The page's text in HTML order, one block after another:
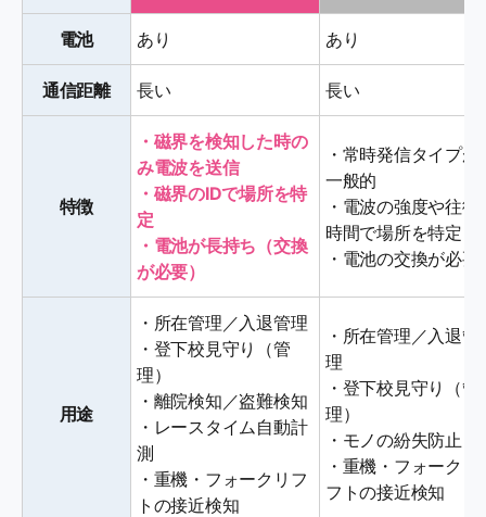
電池 あり あり
通信距離 長い 長い
特徴
・磁界を検知した時の
み電波を送信
・磁界のIDで場所を特
定
・電池が長持ち（交換
が必要）
・常時発信タイプが
一般的
・電波の強度や往復
時間で場所を特定
・電池の交換が必要
用途
・所在管理／入退管理
・登下校見守り（管
理）
・離院検知／盗難検知
・レースタイム自動計
測
・重機・フォークリフ
トの接近検知
・所在管理／入退管
理
・登下校見守り（管
理）
・モノの紛失防止
・重機・フォークリ
フトの接近検知